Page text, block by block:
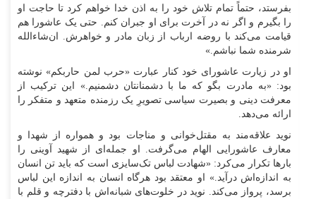
بفرستد، حتماً تمام تلاش خود را به اذن خدا خواهم کرد تا حاجت او
را بگیرم و اگر نه در آخرت برای او جبران کنم. حتی یک عاشورا هم
قیامت می‌کند با روضه ارباب از زبان مادر و خواهرش. ان‌شاءالله
شرمنده شما نباشم.»
او در زیارت عاشورای خود کنار عبارت «حرب لمن حاربکم» نوشته
بود: «به مادرت بگو که ما با دشمنانتان دشمنیم.» این ترکیب از
معرفت دینی و بصیرت سیاسی تصویرِ یک رزمنده متعهد و متفکر را
ارائه می‌دهد.
نوید علاقه‌مند به مقتل‌خوانی و مناجات بود و همواره از شهدا و
معارف عاشورایی الهام می‌گرفت. او جمله‌ای از شهید آوینی را
بار‌ها تکرار می‌کرد: «شهادت لباس تک‌سایزی است که باید تن انسان
به اندازه‌اش درآید.» او معتقد بود هرگاه انسان به اندازه این لباس
برسد، پرواز می‌کند. نوید در خلوت‌های شبانه‌اش با دفترچه و قلم با